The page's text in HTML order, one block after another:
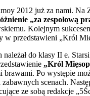
2012 już za nami. Na
„za zespołową
Kolejnym
w przedstawieni „Król
do klasy II e.
„Król
Po występie
scenach.
ze sobą redakcje